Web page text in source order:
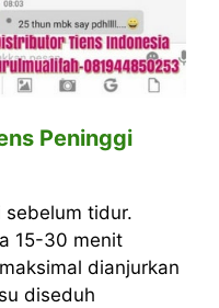
Peninggi
sebelum tidur.
15-30 menit
dianjurkan
diseduh